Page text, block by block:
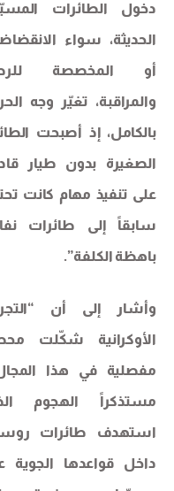
دخول الطائرات المسيّرة
الحديثة، سواء الانقضاضية
أو المخصصة للرصد
والمراقبة، تغيّر وجه الحرب
بالكامل، إذ أصبحت الطائرة
الصغيرة بدون طيار قادرة
على تنفيذ مهام كانت تحتاج
سابقاً إلى طائرات نفاثة
باهظة الكلفة”.
وأشار إلى أن “التجربة
الأوكرانية شكّلت محطة
مفصلية في هذا المجال”،
مستذكراً الهجوم الذي
استهدف طائرات روسية
داخل قواعدها الجوية عبر